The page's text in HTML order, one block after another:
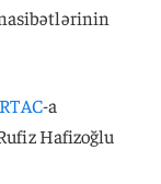
-a
Hafizoğlu